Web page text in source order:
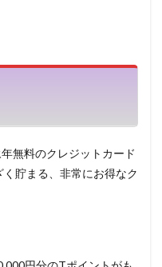
無料のクレジットカード
貯まる、非常にお得なク